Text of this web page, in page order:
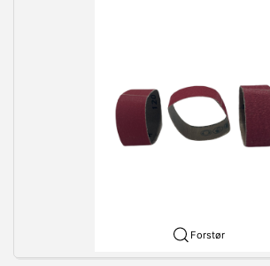
Forstør